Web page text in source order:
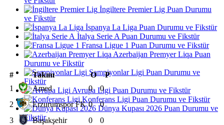
İngiltere Premier Lig Puan Durumu
ve Fikstür
İspanya La Liga Puan Durumu ve Fikstür
İtalya Serie A Puan Durumu ve Fikstür
Fransa Ligue 1 Puan Durumu ve Fikstür
Azerbaijan Premyer Liqa Puan
Durumu ve Fikstür
Şampiyonlar Ligi Puan Durumu ve
Fikstür
Avrupa Ligi Puan Durumu ve Fikstür
Konferans Ligi Puan Durumu ve Fikstür
Dünya Kupası 2026 Puan Durumu ve
Fikstür
# Takım O
P
1
Amed 0
0
2
Erzurumspor FK 0
0
3
Başakşehir 0
0